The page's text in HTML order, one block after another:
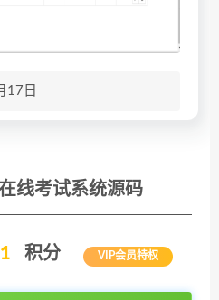
17日
线考试系统源码
1 积分 VIP会员特权